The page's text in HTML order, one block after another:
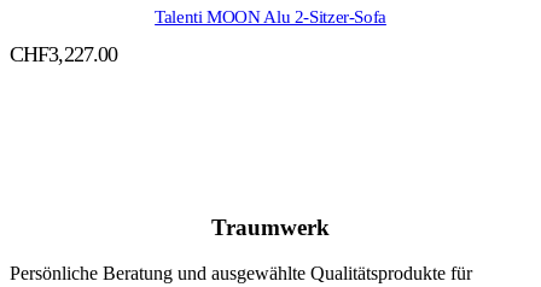
Talenti MOON Alu 2-Sitzer-Sofa
CHF3,227.00
Traumwerk
Persönliche Beratung und ausgewählte Qualitätsprodukte für